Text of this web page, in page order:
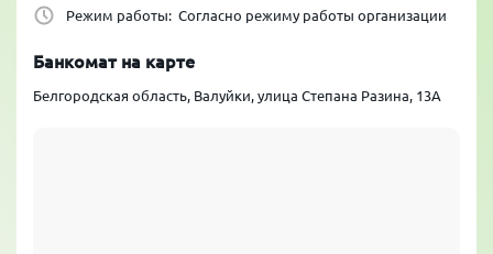
Режим работы: Согласно режиму работы организации
Банкомат на карте
Белгородская область, Валуйки, улица Степана Разина, 13А